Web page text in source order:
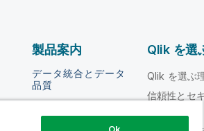
製品案内
データ統合とデータ
品質
Qlik を選
Qlik を選ぶ
信頼性とセ